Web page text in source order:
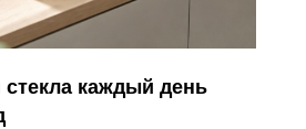
каждый день